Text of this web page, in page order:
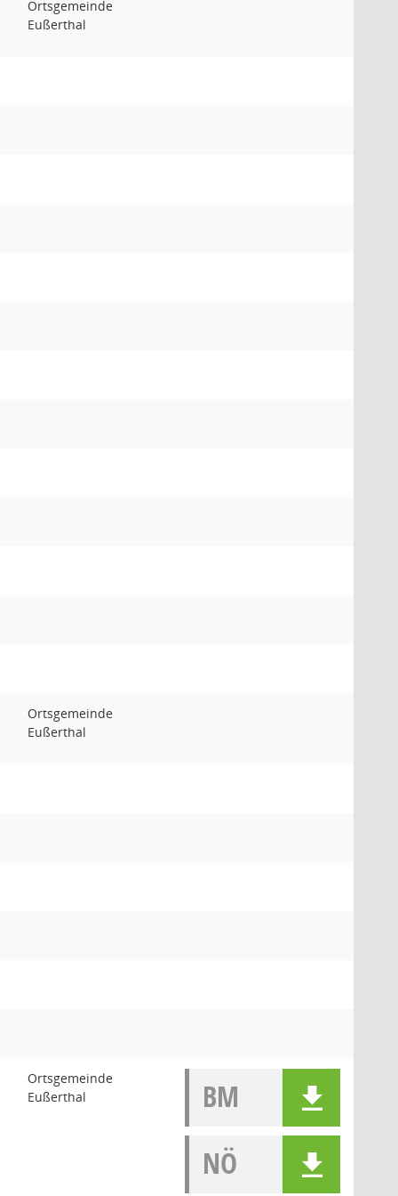
Ortsgemeinde
Eußerthal
Ortsgemeinde
Eußerthal
Ortsgemeinde
Eußerthal
BM
NÖ